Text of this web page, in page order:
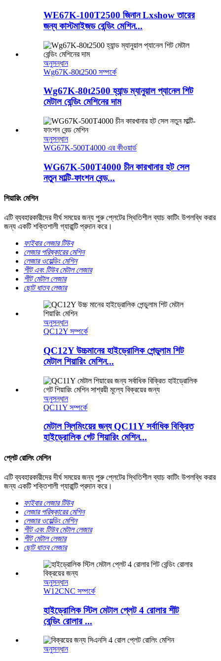
WE67K-100T2500 জিনান Lxshow তারের
জন্য কাস্টমাইজড বেন্ডিং মেশিন...
অনুসন্ধান
Wg67K-80t2500 সম্পর্কে
Wg67K-80t2500 হ্যান্ড ম্যানুয়াল প্যানেল শিট
মেটাল বেন্ডিং মেশিনের দাম
অনুসন্ধান
WG67K-500T4000 এর কীওয়ার্ড
WG67K-500T4000 চীন কারখানার হট সেল
নতুন মাল্টি-ফাংশন বেন্ড...
শিয়ারিং মেশিন
এটি ব্যবহারকারীদের দীর্ঘ সময়ের জন্য পুরু প্লেটের স্থিতিশীল ব্যাচ কাটিং উপলব্ধি করার
জন্য একটি শক্তিশালী গ্যারান্টি প্রদান করে।
ফাইবার লেজার টিউব
লেজার পরিষ্কারের মেশিন
লেজার ওয়েল্ডিং মেশিন
শীট এবং টিউব মেটাল লেজার
শীট মেটাল লেজার
ছোট ধাতব লেজার
অনুসন্ধান
QC12Y সম্পর্কে
QC12Y উচ্চমানের হাইড্রোলিক পেন্ডুলাম শিট
মেটাল শিয়ারিং মেশিন...
অনুসন্ধান
QC11Y সম্পর্কে
মেটাল স্লিমিংয়ের জন্য QC11Y সর্বাধিক বিক্রিত
হাইড্রোলিক গেট শিয়ারিং মেশিন...
প্লেট রোলিং মেশিন
এটি ব্যবহারকারীদের দীর্ঘ সময়ের জন্য পুরু প্লেটের স্থিতিশীল ব্যাচ কাটিং উপলব্ধি করার
জন্য একটি শক্তিশালী গ্যারান্টি প্রদান করে।
ফাইবার লেজার টিউব
লেজার পরিষ্কারের মেশিন
লেজার ওয়েল্ডিং মেশিন
শীট এবং টিউব মেটাল লেজার
শীট মেটাল লেজার
ছোট ধাতব লেজার
অনুসন্ধান
W12CNC সম্পর্কে
হাইড্রোলিক স্টিল মেটাল প্লেট 4 রোলার শীট
বেন্ডিং রোলার ...
অনুসন্ধান